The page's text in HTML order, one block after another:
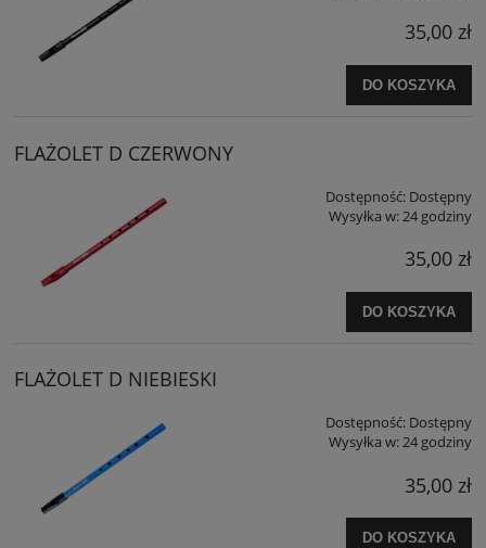
35,00 zł
DO KOSZYKA
FLAŻOLET D CZERWONY
Dostępność: Dostępny
Wysyłka w: 24 godziny
35,00 zł
DO KOSZYKA
FLAŻOLET D NIEBIESKI
Dostępność: Dostępny
Wysyłka w:24 godziny
35,00 zł
DO KOSZYKA